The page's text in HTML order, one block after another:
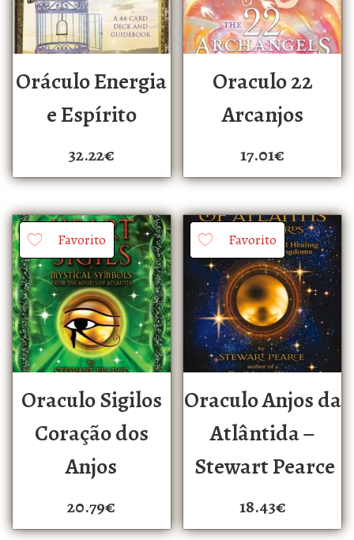
Oráculo Energia
e Espírito
32.22€
Oraculo 22
Arcanjos
17.01€
Favorito
Oraculo Sigilos
Coração dos
Anjos
20.79€
Favorito
Oraculo Anjos da
Atlântida –
Stewart Pearce
18.43€